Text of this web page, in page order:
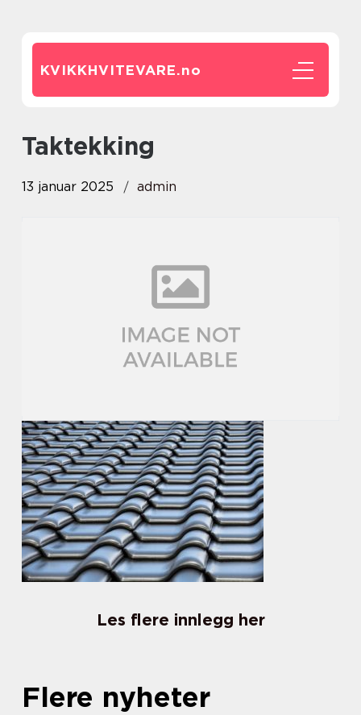
KVIKKHVITEVARE.no
taktekking
13 januar 2025 admin
Les flere innlegg her
Flere nyheter